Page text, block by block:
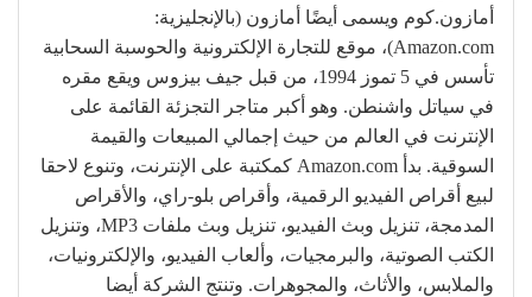
أمازون.كوم ويسمى أيضًا أمازون (بالإنجليزية:
Amazon.com)‏، موقع للتجارة الإلكترونية والحوسبة السحابية
تأسس في 5 تموز 1994، من قبل جيف بيزوس ويقع مقره
في سياتل واشنطن. وهو أكبر متاجر التجزئة القائمة على
الإنترنت في العالم من حيث إجمالي المبيعات والقيمة
السوقية. بدأ Amazon.com كمكتبة على الإنترنت، وتنوع لاحقا
لبيع أقراص الفيديو الرقمية، وأقراص بلو-راي، والأقراص
المدمجة، تنزيل وبث الفيديو، تنزيل وبث ملفات MP3، وتنزيل
الكتب الصوتية، والبرمجيات، وألعاب الفيديو، والإلكترونيات،
والملابس، والأثاث، والمجوهرات. وتنتج الشركة أيضا